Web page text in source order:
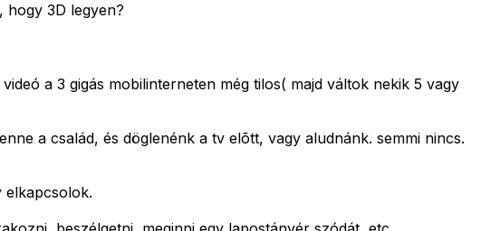
hogy 3D legyen?
a 3 gigás mobilinterneten még tilos( majd váltok nekik 5 vagy
a család, és döglenénk a tv elõtt, vagy aludnánk. semmi nincs.
elkapcsolok.